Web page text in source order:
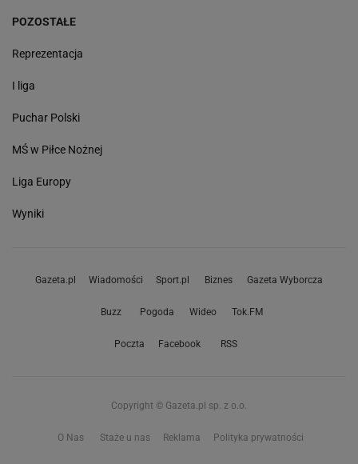
POZOSTAŁE
Reprezentacja
I liga
Puchar Polski
MŚ w Piłce Nożnej
Liga Europy
Wyniki
Gazeta.pl Wiadomości Sport.pl Biznes Gazeta Wyborcza
Buzz Pogoda Wideo Tok.FM
Poczta Facebook RSS
Copyright © Gazeta.pl sp. z o.o.
O Nas Staże u nas Reklama Polityka prywatności